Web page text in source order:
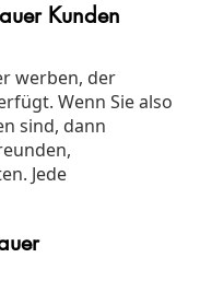
Kunden
werben, der
Wenn Sie also
sind, dann
Jede